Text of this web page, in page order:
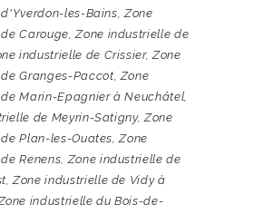
les-Bains,Zone
Carouge,Zone industrielle de
industrielle de Crissier,Zone
Granges-Paccot,Zone
Marin-Epagnier à Neuchâtel,
de Meyrin-Satigny,Zone
Plan-les-Ouates,Zone
Renens,Zone industrielle de
,Zone industrielle de Vidy à
industrielle du Bois-de-